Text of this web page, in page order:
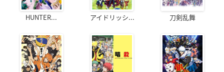
HUNTER... アイドリッシ... 刀剣乱舞